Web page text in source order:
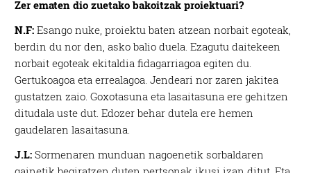
Zer ematen dio zuetako bakoitzak proiektuari?
N.F: Esango nuke, proiektu baten atzean norbait egoteak,
berdin du nor den, asko balio duela. Ezagutu daitekeen
norbait egoteak ekitaldia fidagarriagoa egiten du.
Gertukoagoa eta errealagoa. Jendeari nor zaren jakitea
gustatzen zaio. Goxotasuna eta lasaitasuna ere gehitzen
ditudala uste dut. Edozer behar dutela ere hemen
gaudelaren lasaitasuna.
J.L: Sormenaren munduan nagoenetik sorbaldaren